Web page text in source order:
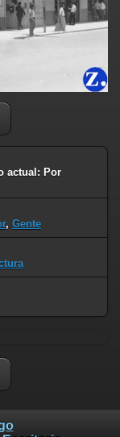
actual: Por
, Gente